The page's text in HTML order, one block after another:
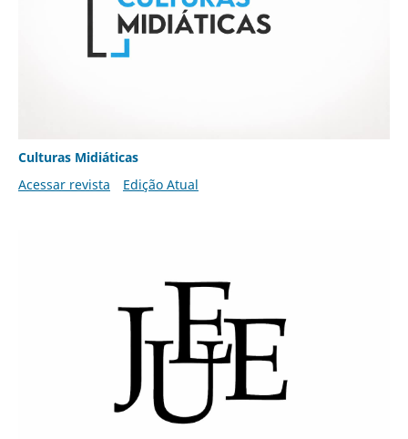
Culturas Midiáticas
Acessar revista
Edição Atual